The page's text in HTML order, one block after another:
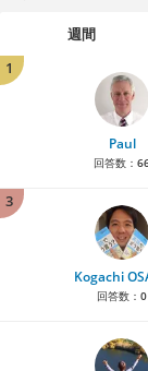
週間
1
Paul
回答数：
3
Kogachi
回答数： 0